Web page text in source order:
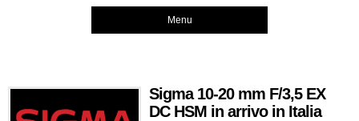
Menu
Sigma 10-20 mm F/3,5 EX
DC HSM in arrivo in Italia